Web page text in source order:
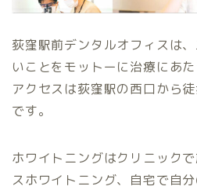
荻窪駅前デンタルオフィスは
いことをモットーに治療にあ
アクセスは荻窪駅の西口から
です。
ホワイトニングはクリニック
スホワイトニング、自宅で自